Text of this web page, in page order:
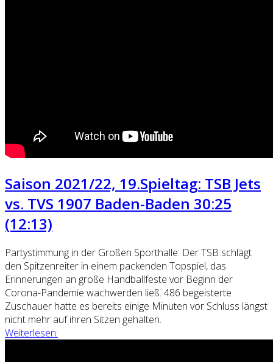
Saison 2021/22, 19.Spieltag: TSB Jets
vs. TVS 1907 Baden-Baden 30:25
(12:13)
Partystimmung in der Großen Sporthalle: Der TSB schlägt
den Spitzenreiter in einem packenden Topspiel, das
Erinnerungen an große Handballfeste vor Beginn der
Corona-Pandemie wachwerden ließ. 486 begeisterte
Zuschauer hatte es bereits einige Minuten vor Schluss längst
nicht mehr auf ihren Sitzen gehalten.
Weiterlesen: